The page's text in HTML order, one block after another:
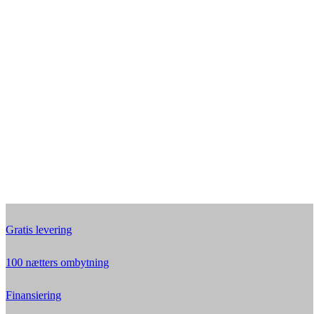
Gratis levering
100 nætters ombytning
Finansiering